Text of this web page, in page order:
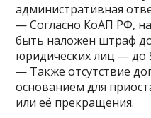
административная
— Согласно КоАП РФ,
быть наложен штраф
юридических лиц — до
— Также отсутствие
основанием для
или её прекращения.